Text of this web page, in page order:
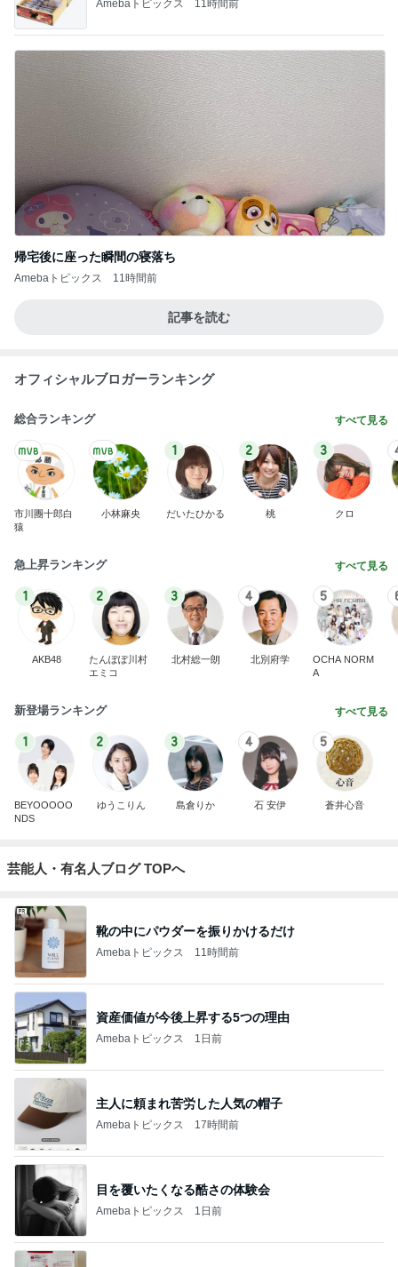
Amebaトピックス 11時間前
帰宅後に座った瞬間の寝落ち
Amebaトピックス 11時間前
記事を読む
オフィシャルブロガーランキング
総合ランキング すべて見る
市川團十郎白
猿
小林麻央
1
だいたひかる
2
桃
3
クロ
急上昇ランキング すべて見る
1
AKB48
2
たんぽぽ川村
エミコ
3
北村総一朗
4
北別府学
5
OCHA NORM
A
新登場ランキング すべて見る
1
BEYOOOOO
NDS
2
ゆうこりん
3
島倉りか
4
石 安伊
5
蒼井心音
芸能人・有名人ブログ TOPへ
靴の中にパウダーを振りかけるだけ
Amebaトピックス 11時間前
資産価値が今後上昇する5つの理由
Amebaトピックス 1日前
主人に頼まれ苦労した人気の帽子
Amebaトピックス 17時間前
目を覆いたくなる酷さの体験会
Amebaトピックス 1日前